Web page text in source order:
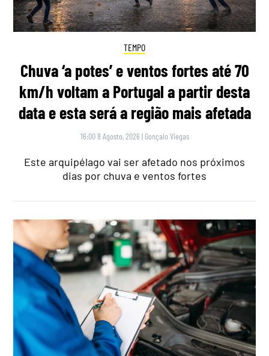
TEMPO
Chuva ‘a potes’ e ventos fortes até 70
km/h voltam a Portugal a partir desta
data e esta será a região mais afetada
16:00 8 Agosto, 2026 | Gonçalo Viegas
Este arquipélago vai ser afetado nos próximos
dias por chuva e ventos fortes